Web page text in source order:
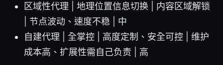
区域性代理 | 地理位置信息切换 | 内容区域解锁
| 节点波动、速度不稳 | 中
自建代理 | 全掌控 | 高度定制、安全可控 | 维护
成本高、扩展性需自己负责 | 高